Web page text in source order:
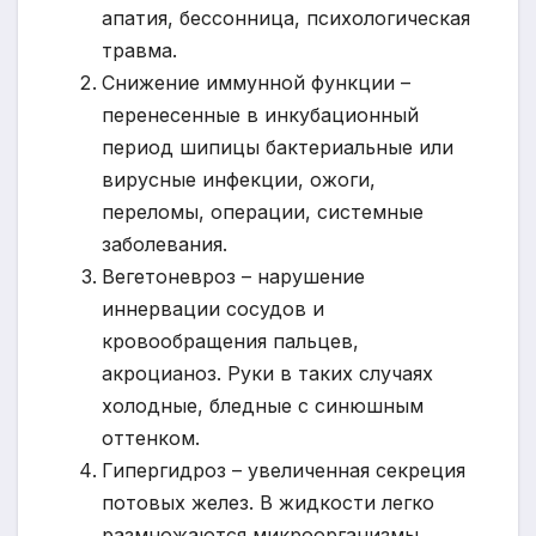
апатия, бессонница, психологическая
травма.
Снижение иммунной функции –
перенесенные в инкубационный
период шипицы бактериальные или
вирусные инфекции, ожоги,
переломы, операции, системные
заболевания.
Вегетоневроз – нарушение
иннервации сосудов и
кровообращения пальцев,
акроцианоз. Руки в таких случаях
холодные, бледные с синюшным
оттенком.
Гипергидроз – увеличенная секреция
потовых желез. В жидкости легко